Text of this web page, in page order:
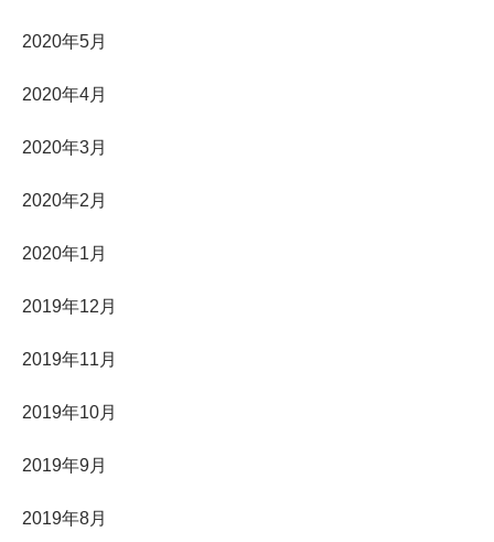
2020年5月
2020年4月
2020年3月
2020年2月
2020年1月
2019年12月
2019年11月
2019年10月
2019年9月
2019年8月